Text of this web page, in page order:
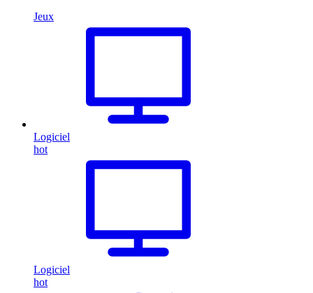
Jeux
Logiciel
hot
Logiciel
hot